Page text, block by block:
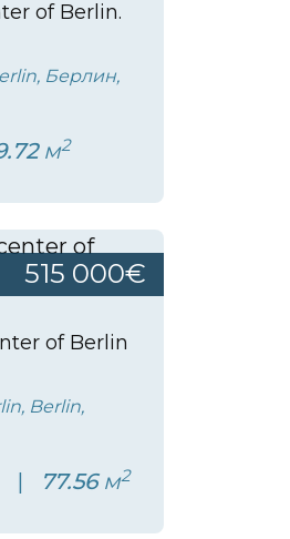
of Berlin.
Берлин,
м2
515 000€
of Berlin
Berlin,
77.56м2